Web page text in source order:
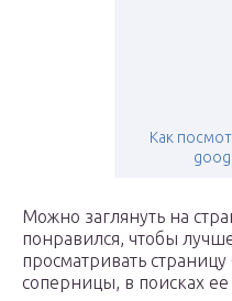
Как
Можно заглянуть на
понравился, чтобы
просматривать
соперницы, в поисках